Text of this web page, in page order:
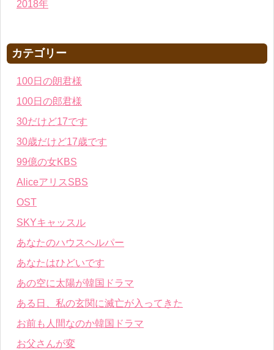
2018年
カテゴリー
100日の朗君様
100日の郎君様
30だけど17です
30歳だけど17歳です
99億の女KBS
AliceアリスSBS
OST
SKYキャッスル
あなたのハウスヘルパー
あなたはひどいです
あの空に太陽が韓国ドラマ
ある日、私の玄関に滅亡が入ってきた
お前も人間なのか韓国ドラマ
お父さんが変